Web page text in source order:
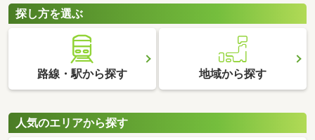
探し方を選ぶ
路線・駅から探す 地域から探す
人気のエリアから探す